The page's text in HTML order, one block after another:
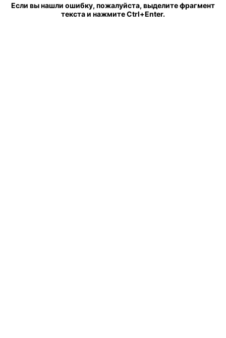
Если вы нашли ошибку, пожалуйста, выделите фрагмент
текста и нажмите Ctrl+Enter.